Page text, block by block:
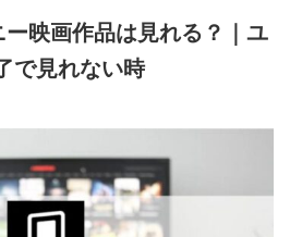
映画作品は見れる？｜ユ
で見れない時